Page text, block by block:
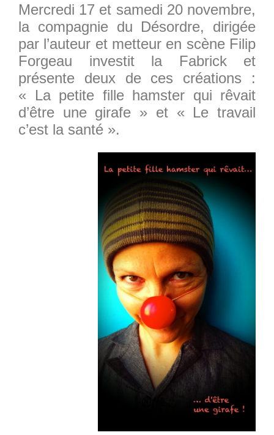
Mercredi 17 et samedi 20 novembre,
la compagnie du Désordre, dirigée
par l’auteur et metteur en scène Filip
Forgeau investit la Fabrick et
présente deux de ces créations :
« La petite fille hamster qui rêvait
d’être une girafe » et « Le travail
c’est la santé ».